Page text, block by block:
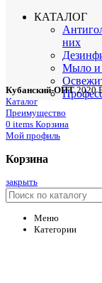
КАТАЛОГ
них
Мыло и
Кубанский-ОПТ 2020
Каталог
Преимущество
0 items Корзина
Мой профиль
Корзина
закрыть
Меню
Категории